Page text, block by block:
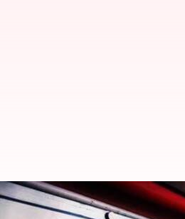
IT Raids: పొగాకు